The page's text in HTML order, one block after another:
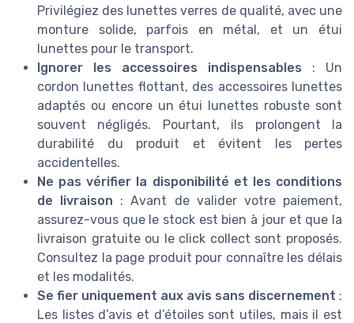
Privilégiez des lunettes verres de qualité, avec une
monture solide, parfois en métal, et un étui
lunettes pour le transport.
Ignorer les accessoires indispensables : Un
cordon lunettes flottant, des accessoires lunettes
adaptés ou encore un étui lunettes robuste sont
souvent négligés. Pourtant, ils prolongent la
durabilité du produit et évitent les pertes
accidentelles.
Ne pas vérifier la disponibilité et les conditions
de livraison : Avant de valider votre paiement,
assurez-vous que le stock est bien à jour et que la
livraison gratuite ou le click collect sont proposés.
Consultez la page produit pour connaître les délais
et les modalités.
Se fier uniquement aux avis sans discernement :
Les listes d’avis et d’étoiles sont utiles, mais il est